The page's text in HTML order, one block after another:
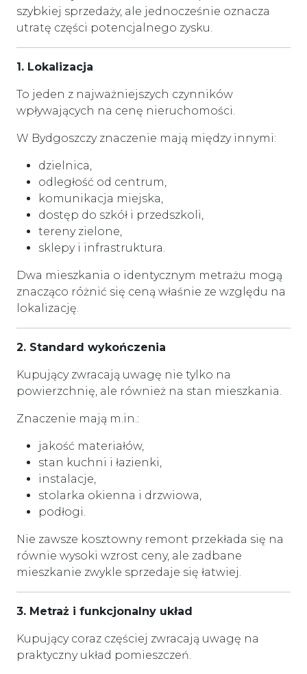
szybkiej sprzedaży, ale jednocześnie oznacza
utratę części potencjalnego zysku.
1. Lokalizacja
To jeden z najważniejszych czynników
wpływających na cenę nieruchomości.
W Bydgoszczy znaczenie mają między innymi:
dzielnica,
odległość od centrum,
komunikacja miejska,
dostęp do szkół i przedszkoli,
tereny zielone,
sklepy i infrastruktura.
Dwa mieszkania o identycznym metrażu mogą
znacząco różnić się ceną właśnie ze względu na
lokalizację.
2. Standard wykończenia
Kupujący zwracają uwagę nie tylko na
powierzchnię, ale również na stan mieszkania.
Znaczenie mają m.in.:
jakość materiałów,
stan kuchni i łazienki,
instalacje,
stolarka okienna i drzwiowa,
podłogi.
Nie zawsze kosztowny remont przekłada się na
równie wysoki wzrost ceny, ale zadbane
mieszkanie zwykle sprzedaje się łatwiej.
3. Metraż i funkcjonalny układ
Kupujący coraz częściej zwracają uwagę na
praktyczny układ pomieszczeń.